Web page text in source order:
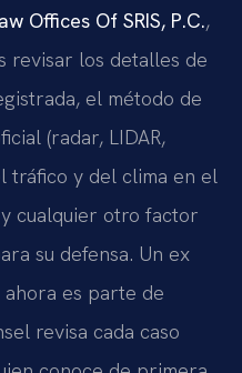
Offices Of SRIS, P.C.,
revisar los detalles de
el método de
(radar, LIDAR,
tráfico y del clima en el
cualquier otro factor
su defensa. Un ex
es parte de
revisa cada caso